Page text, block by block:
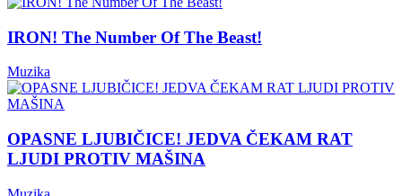
IRON! The Number Of The Beast!
Muzika
OPASNE LJUBIČICE! JEDVA ČEKAM RAT
LJUDI PROTIV MAŠINA